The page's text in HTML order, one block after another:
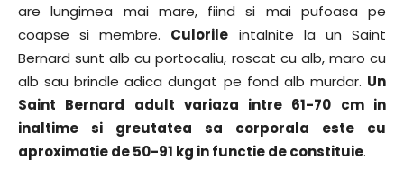
are lungimea mai mare, fiind si mai pufoasa pe
coapse si membre. Culorile intalnite la un Saint
Bernard sunt alb cu portocaliu, roscat cu alb, maro cu
alb sau brindle adica dungat pe fond alb murdar. Un
Saint Bernard adult variaza intre 61-70 cm in
inaltime si greutatea sa corporala este cu
aproximatie de 50-91 kg in functie de constituie.